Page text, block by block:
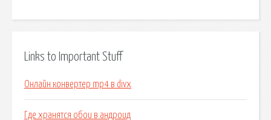
Links to Important Stuff
Онлайн конвертер mp4 в divx
Где хранятся обои в андроид